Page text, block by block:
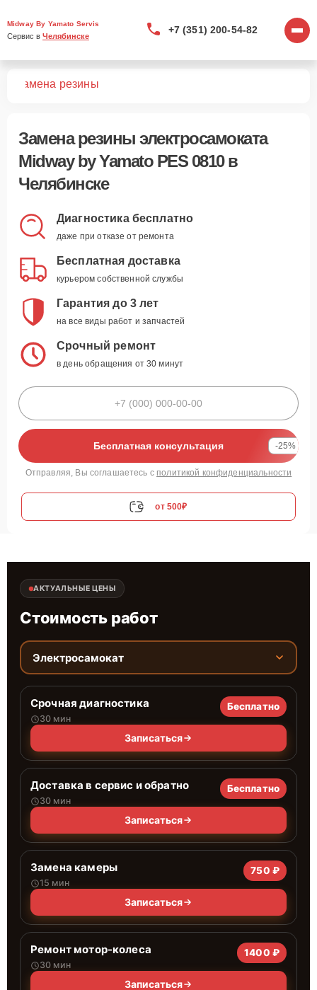
Midway By Yamato Servis
Сервис в Челябинске
+7 (351) 200-54-82
Замена резины
Замена резины электросамоката
Midway by Yamato PES 0810 в
Челябинске
Диагностика бесплатно
даже при отказе от ремонта
Бесплатная доставка
курьером собственной службы
Гарантия до 3 лет
на все виды работ и запчастей
Срочный ремонт
в день обращения от 30 минут
Бесплатная консультация -25%
Отправляя, Вы соглашаетесь с политикой конфиденциальности
от 500₽
АКТУАЛЬНЫЕ ЦЕНЫ
Стоимость работ
Электросамокат
Срочная диагностика
30 мин
Бесплатно
Записаться
Доставка в сервис и обратно
30 мин
Бесплатно
Записаться
Замена камеры
15 мин
750 ₽
Записаться
Ремонт мотор-колеса
30 мин
1400 ₽
Записаться